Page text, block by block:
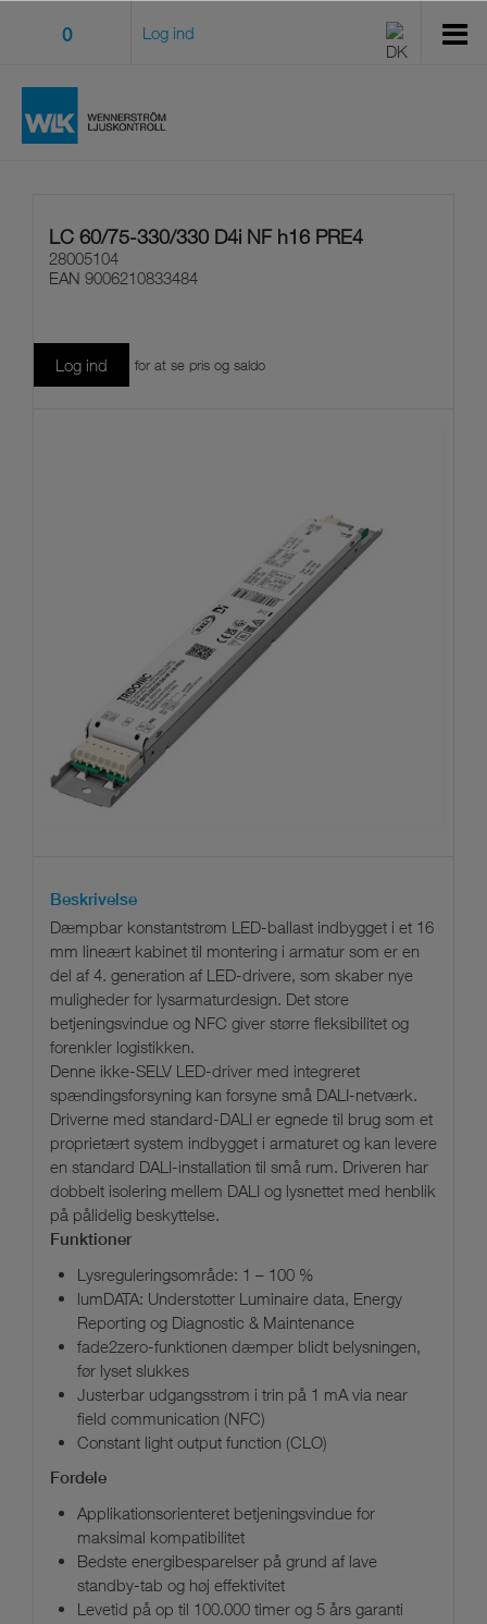
0 Log ind
LC 60/75-330/330 D4i NF h16 PRE4
28005104
EAN 9006210833484
Log ind for at se pris og saldo
Beskrivelse
Dæmpbar konstantstrøm LED-ballast indbygget i et 16
mm lineært kabinet til montering i armatur som er en
del af 4. generation af LED-drivere, som skaber nye
muligheder for lysarmaturdesign. Det store
betjeningsvindue og NFC giver større fleksibilitet og
forenkler logistikken.
Denne ikke-SELV LED-driver med integreret
spændingsforsyning kan forsyne små DALI-netværk.
Driverne med standard-DALI er egnede til brug som et
proprietært system indbygget i armaturet og kan levere
en standard DALI-installation til små rum. Driveren har
dobbelt isolering mellem DALI og lysnettet med henblik
på pålidelig beskyttelse.
Funktioner
Lysreguleringsområde: 1 – 100 %
lumDATA: Understøtter Luminaire data, Energy
Reporting og Diagnostic & Maintenance
fade2zero-funktionen dæmper blidt belysningen,
før lyset slukkes
Justerbar udgangsstrøm i trin på 1 mA via near
field communication (NFC)
Constant light output function (CLO)
Fordele
Applikationsorienteret betjeningsvindue for
maksimal kompatibilitet
Bedste energibesparelser på grund af lave
standby-tab og høj effektivitet
Levetid på op til 100.000 timer og 5 års garanti